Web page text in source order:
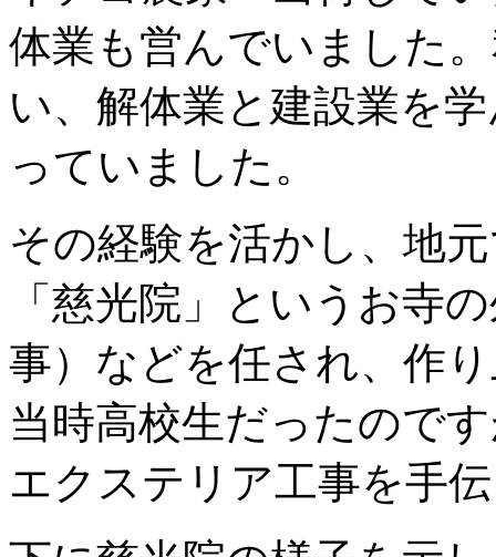
体業も営んでいました
い、解体業と建設業を
っていました。
その経験を活かし、地
「慈光院」というお寺
事）などを任され、作
当時高校生だったので
エクステリア工事を手